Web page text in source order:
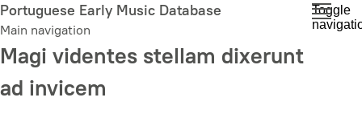
Skip
to
main
content
Portuguese Early Music Database
Main navigation
Toggle
Magi videntes stellam dixerunt
ad invicem